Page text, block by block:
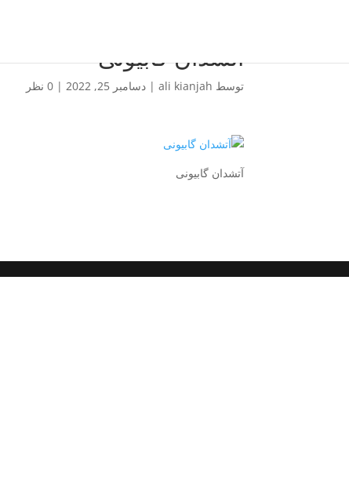
آتشدان گابیونی
توسط ali kianjah
|دسامبر 25, 2022 |0 نظر
آتشدان گابیونی